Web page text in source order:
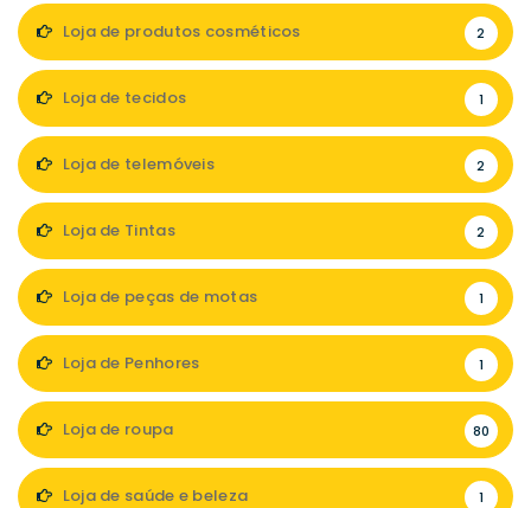
Loja de produtos cosméticos 2
Loja de tecidos 1
Loja de telemóveis 2
Loja de Tintas 2
Loja de peças de motas 1
Loja de Penhores 1
Loja de roupa 80
Loja de saúde e beleza 1